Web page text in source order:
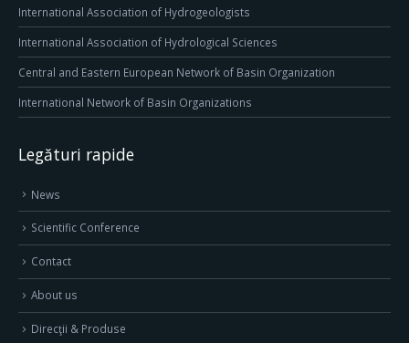
International Association of Hydrogeologists
International Association of Hydrological Sciences
Central and Eastern European Network of Basin Organization
International Network of Basin Organizations
Legături rapide
News
Scientific Conference
Contact
About us
Direcţii & Produse